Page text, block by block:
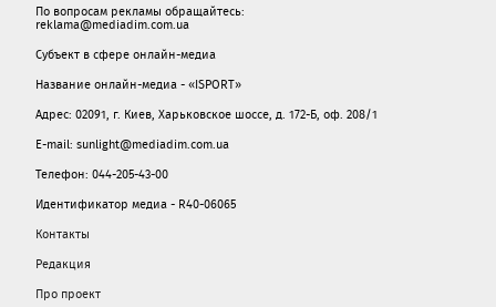
По вопросам рекламы обращайтесь:
reklama@mediadim.com.ua
Субъект в сфере онлайн-медиа
Название онлайн-медиа - «ISPORT»
Адрес: 02091, г. Киев, Харьковское шоссе, д. 172-Б, оф. 208/1
E-mail: sunlight@mediadim.com.ua
Телефон: 044-205-43-00
Идентификатор медиа - R40-06065
Контакты
Редакция
Про проект